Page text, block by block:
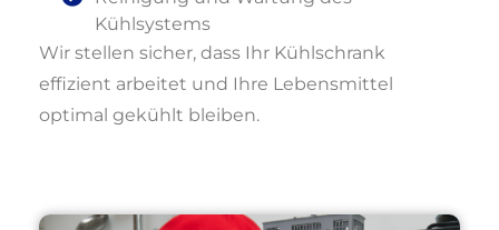
Kühlsystems
Wir stellen sicher, dass Ihr Kühlschrank
effizient arbeitet und Ihre Lebensmittel
optimal gekühlt bleiben.